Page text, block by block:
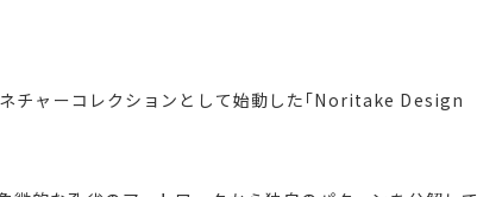
チャーコレクションとして始動した｢Noritake Design